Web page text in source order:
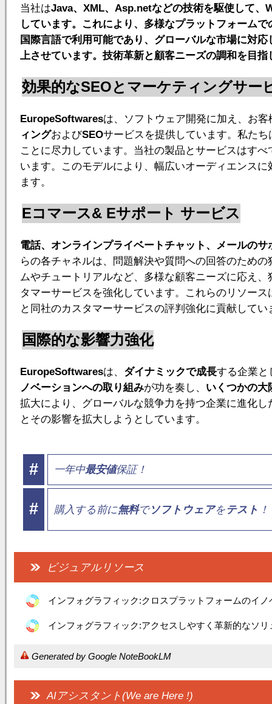
当社はJava、XML、 Asp.netなどの技術を駆使して、
しています。これにより、多様なプラットフォーム
国際言語で利用可能であり、グローバルな市場に対
上させています。技術革新と顧客ニーズの調和を目
効果的なSEOとマーケティングサー
EuropeSoftwaresは、ソフトウェア開発に加え、お
ィングおよびSEOサービスを提供しています。私た
ことに尽力しています。当社の製品とサービスはすべ
います。このモデルにより、幅広いオーディエンス
ます。
Eコマース& Eサポート サービス
電話、オンラインプライベートチャット、メールのサ
らの各チャネルは、問題解決や質問への回答のため
ムやチュートリアルなど、多様な顧客ニーズに応え
タマーサービスを強化しています。これらのリソー
と同社のカスタマーサービスの評判強化に貢献してい
国際的な影響力強化
EuropeSoftwaresは、 ダイナミックで成長する企業と
ノベーションへの取り組みが功を奏し、 いくつかの大
拡大により、グローバルな競争力を持つ企業に進化
とその影響を拡大しようとしています。
# 一年中最安値保証！
# 購入する前に無料でソフトウェアをテスト ！
ビジュアルリソース
インフォグラフィック:クロスプラットフォームのイ
インフォグラフィック:アクセスしやすく革新的なソ
Generated by Google NoteBookLM
AIアシスタント(We are Here !)